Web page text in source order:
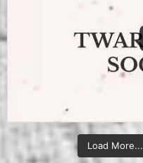
Load More...